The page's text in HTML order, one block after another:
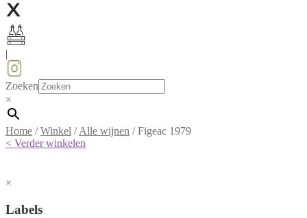
Zoeken
×
Home /Winkel /Alle wijnen /Figeac 1979
< Verder winkelen
×
Labels